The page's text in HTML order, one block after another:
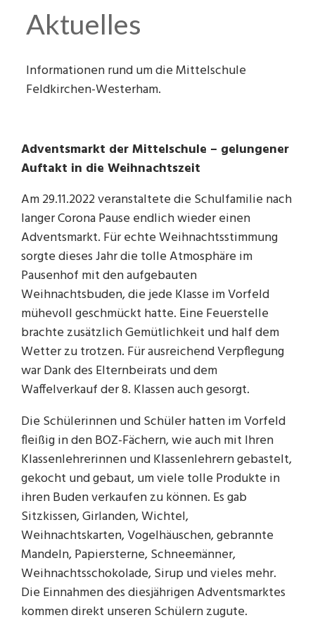
Aktuelles
Informationen rund um die Mittelschule
Feldkirchen-Westerham.
Adventsmarkt der Mittelschule – gelungener
Auftakt in die Weihnachtszeit
Am 29.11.2022 veranstaltete die Schulfamilie nach
langer Corona Pause endlich wieder einen
Adventsmarkt. Für echte Weihnachtsstimmung
sorgte dieses Jahr die tolle Atmosphäre im
Pausenhof mit den aufgebauten
Weihnachtsbuden, die jede Klasse im Vorfeld
mühevoll geschmückt hatte. Eine Feuerstelle
brachte zusätzlich Gemütlichkeit und half dem
Wetter zu trotzen. Für ausreichend Verpflegung
war Dank des Elternbeirats und dem
Waffelverkauf der 8. Klassen auch gesorgt.
Die Schülerinnen und Schüler hatten im Vorfeld
fleißig in den BOZ-Fächern, wie auch mit Ihren
Klassenlehrerinnen und Klassenlehrern gebastelt,
gekocht und gebaut, um viele tolle Produkte in
ihren Buden verkaufen zu können. Es gab
Sitzkissen, Girlanden, Wichtel,
Weihnachtskarten, Vogelhäuschen, gebrannte
Mandeln, Papiersterne, Schneemänner,
Weihnachtsschokolade, Sirup und vieles mehr.
Die Einnahmen des diesjährigen Adventsmarktes
kommen direkt unseren Schülern zugute.
Klasse 10aM
Pausenhof
Tanzkurs
Zeitungsberichte
Archiv